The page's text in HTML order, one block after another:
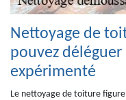
Nettoyage de
pouvez
expérimenté
Le nettoyage de toiture